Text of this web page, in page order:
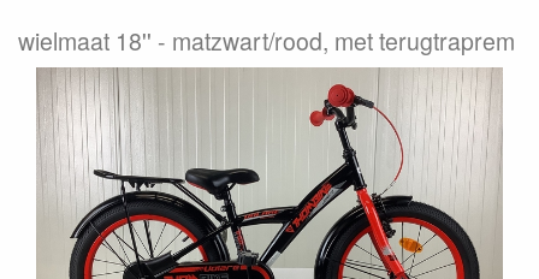
wielmaat 18'' matzwart/rood, met terugtraprem